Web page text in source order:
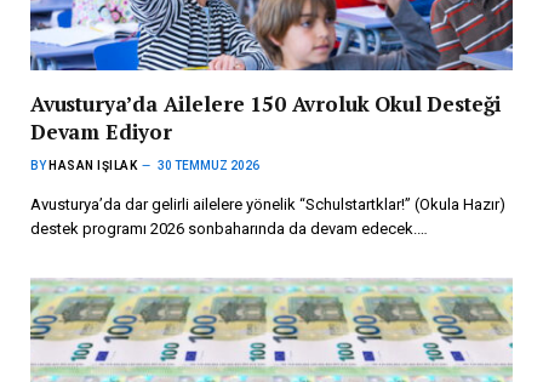
Avusturya’da Ailelere 150 Avroluk Okul Desteği
Devam Ediyor
BY HASAN IŞILAK 30 TEMMUZ 2026
Avusturya’da dar gelirli ailelere yönelik “Schulstartklar!” (Okula Hazır)
destek programı 2026 sonbaharında da devam edecek.…